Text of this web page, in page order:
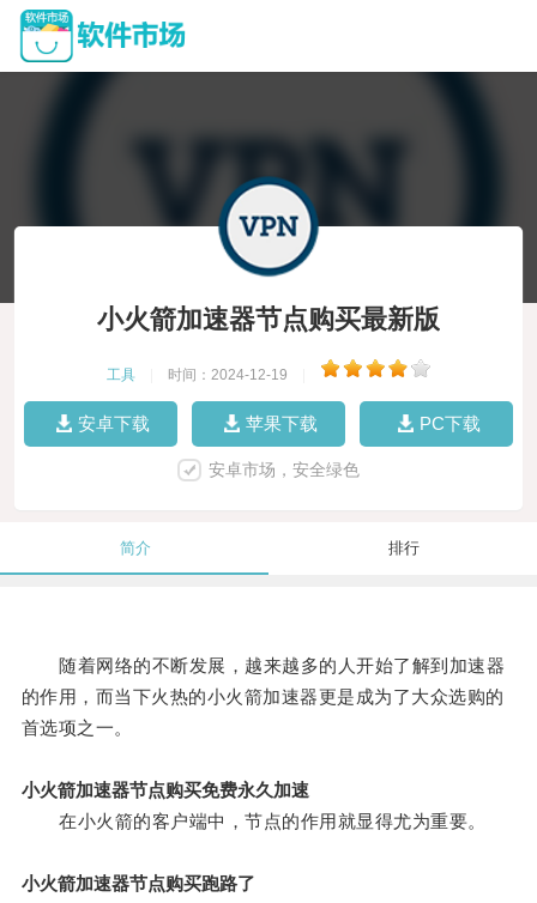
小火箭加速器节点购买最新版
工具 时间：2024-12-19
安卓下载 苹果下载 PC下载
安卓市场，安全绿色
简介 排行
随着网络的不断发展，越来越多的人开始了解到加速器
的作用，而当下火热的小火箭加速器更是成为了大众选购的
首选项之一。
小火箭加速器节点购买免费永久加速
在小火箭的客户端中，节点的作用就显得尤为重要。
小火箭加速器节点购买跑路了